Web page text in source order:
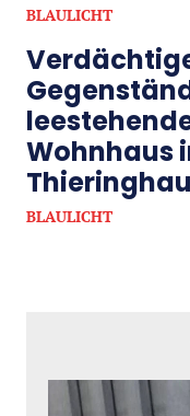
BLAULICHT
Wohnhaus
BLAULICHT